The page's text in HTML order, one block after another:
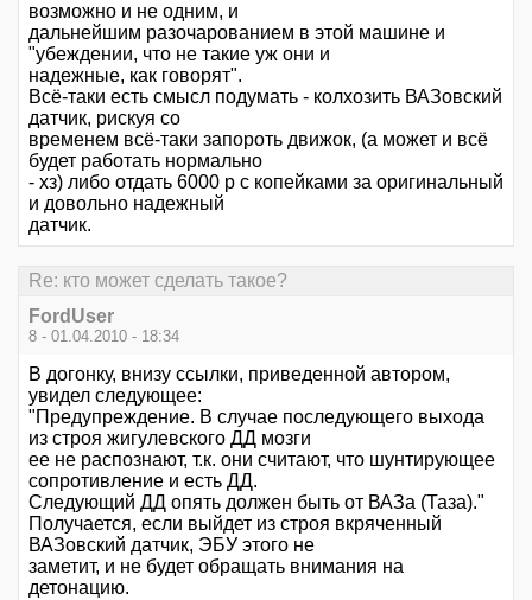
возможно и не одним, и
дальнейшим разочарованием в этой машине и
"убеждении, что не такие уж они и
надежные, как говорят".
Всё-таки есть смысл подумать - колхозить ВАЗовский
датчик, рискуя со
временем всё-таки запороть движок, (а может и всё
будет работать нормально
- хз) либо отдать 6000 р с копейками за оригинальный
и довольно надежный
датчик.
Re: кто может сделать такое?
FordUser
8 - 01.04.2010 - 18:34
В догонку, внизу ссылки, приведенной автором,
увидел следующее:
"Предупреждение. В случае последующего выхода
из строя жигулевского ДД мозги
ее не распознают, т.к. они считают, что шунтирующее
сопротивление и есть ДД.
Следующий ДД опять должен быть от ВАЗа (Таза)."
Получается, если выйдет из строя вкряченный
ВАЗовский датчик, ЭБУ этого не
заметит, и не будет обращать внимания на
детонацию.